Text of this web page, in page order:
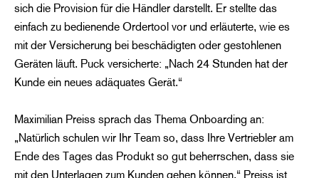
sich die Provision für die Händler darstellt. Er stellte das
einfach zu bedienende Ordertool vor und erläuterte, wie es
mit der Versicherung bei beschädigten oder gestohlenen
Geräten läuft. Puck versicherte: „Nach 24 Stunden hat der
Kunde ein neues adäquates Gerät.“
Maximilian Preiss sprach das Thema Onboarding an:
„Natürlich schulen wir Ihr Team so, dass Ihre Vertriebler am
Ende des Tages das Produkt so gut beherrschen, dass sie
mit den Unterlagen zum Kunden gehen können.“ Preiss ist